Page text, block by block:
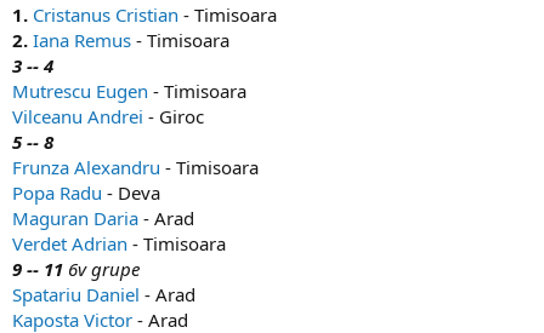
1. Cristanus Cristian - Timisoara
2. Iana Remus - Timisoara
3 -- 4
Mutrescu Eugen - Timisoara
Vilceanu Andrei - Giroc
5 -- 8
Frunza Alexandru - Timisoara
Popa Radu - Deva
Maguran Daria - Arad
Verdet Adrian - Timisoara
9 -- 11 6v grupe
Spatariu Daniel - Arad
Kaposta Victor - Arad